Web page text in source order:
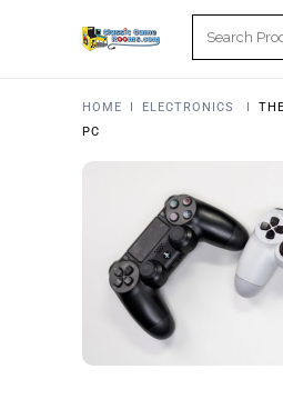
HOME I ELECTRONICS I
PC